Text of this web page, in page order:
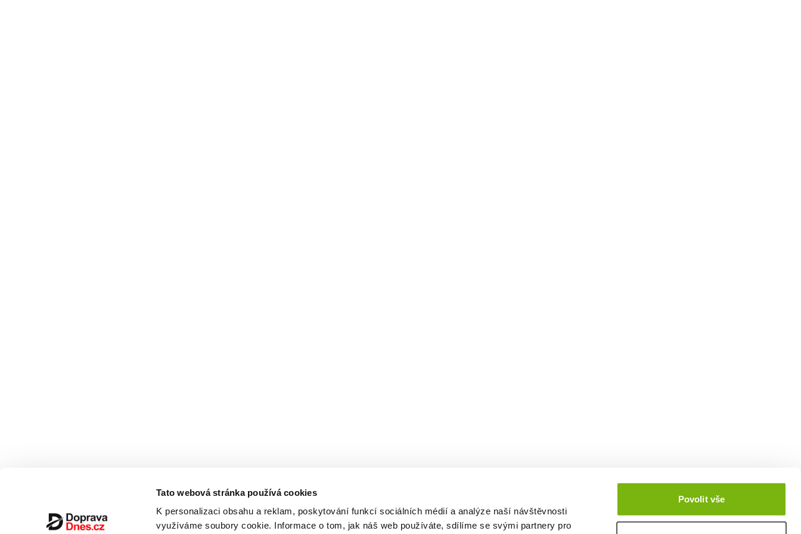
Tato webová stránka používá cookies
K personalizaci obsahu a reklam, poskytování funkcí sociálních médií a analýze naší návštěvnosti
využíváme soubory cookie. Informace o tom, jak náš web používáte, sdílíme se svými partnery pro
Povolit vše